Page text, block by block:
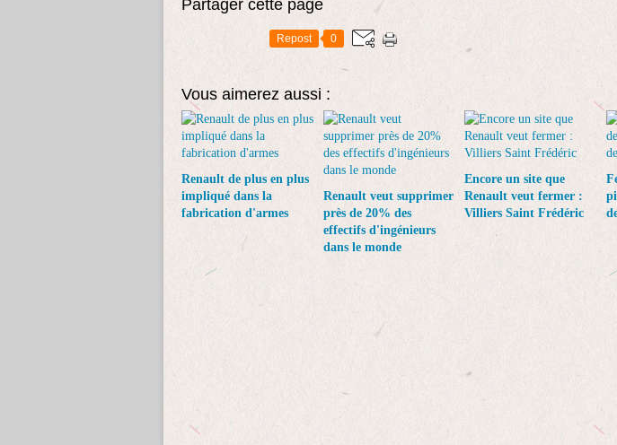
Partager cette page
Repost 0
Vous aimerez aussi :
Renault de plus en plus
impliqué dans la
fabrication d'armes
Renault veut supprimer
près de 20% des
effectifs d'ingénieurs
dans le monde
Encore un site que
Renault veut fermer :
Villiers Saint Frédéric